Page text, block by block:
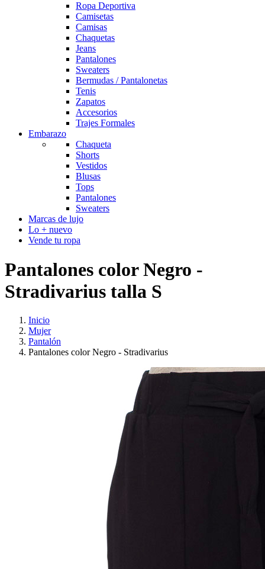
Ropa Deportiva
Camisetas
Camisas
Chaquetas
Jeans
Pantalones
Sweaters
Bermudas / Pantalonetas
Tenis
Zapatos
Accesorios
Trajes Formales
Embarazo
Chaqueta
Shorts
Vestidos
Blusas
Tops
Pantalones
Sweaters
Marcas de lujo
Lo + nuevo
Vende tu ropa
Pantalones color Negro -
Stradivarius talla S
Inicio
Mujer
Pantalón
Pantalones color Negro - Stradivarius